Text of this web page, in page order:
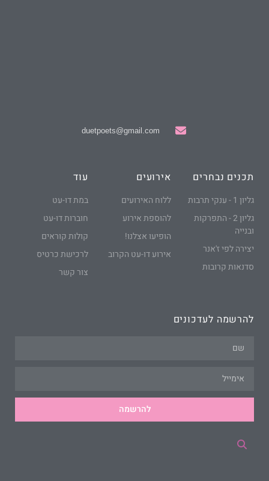
duetpoets@gmail.com
תכנים נבחרים
גליון 1 - ענקי תרבות
גליון 2 - התפרקות
ובנייה
יצירה לפי ז'אנר
סדנאות קרובות
אירועים
ללוח האירועים
להוספת אירוע
הופיעו אצלנו!
אירוע דו-עט הקרוב
עוד
במת דו-עט
חוברות דו-עט
קולות קוראים
לרכישת כרטיס
צור קשר
להרשמה לעדכונים
להרשמה